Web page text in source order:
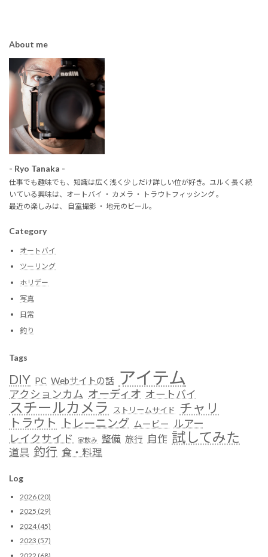
About me
- Ryo Tanaka -
仕事でも趣味でも、知識は広く浅く少しだけ詳しい位が好き。ユルく長く続
いている興味は、オートバイ ・ カメラ ・ トラウトフィッシング 。
最近の楽しみは、 自室撮影 ・ 地元のビール。
Category
オートバイ
ツーリング
ホリデー
写真
日常
釣り
Tags
DIY PC Webサイトの話 アイテム
アクションカム オーディオ オートバイ
スチールカメラ ストリームサイド チャリ
トラウト トレーニング ムービー
ルアー
レイクサイド
家飲み 整備 旅行 自作 試してみた
道具 釣行 食・料理
Log
2026 (20)
2025 (29)
2024 (45)
2023 (57)